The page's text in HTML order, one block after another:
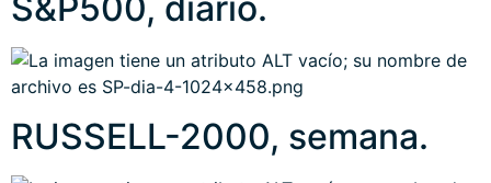
RUSSELL-2000, semana.